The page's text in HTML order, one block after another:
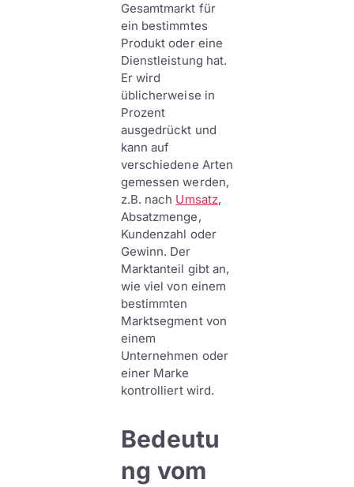
Gesamtmarkt für
ein bestimmtes
Produkt oder eine
Dienstleistung hat.
Er wird
üblicherweise in
Prozent
ausgedrückt und
kann auf
verschiedene Arten
gemessen werden,
z.B. nach Umsatz,
Absatzmenge,
Kundenzahl oder
Gewinn. Der
Marktanteil gibt an,
wie viel von einem
bestimmten
Marktsegment von
einem
Unternehmen oder
einer Marke
kontrolliert wird.
Bedeutu
ng vom